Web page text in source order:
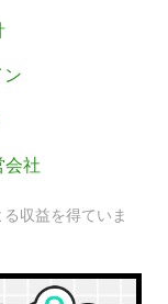
ン
会社
収益を得ていま